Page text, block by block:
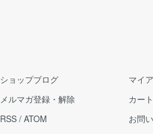
ショップブログ
メルマガ登録・解除
RSS / ATOM
マイ
カー
お問